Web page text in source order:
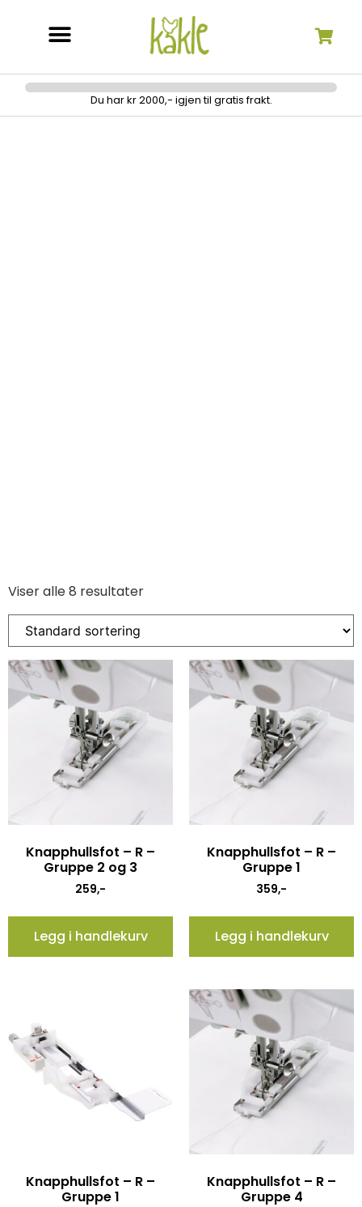
Du har kr 2000,- igjen til gratis frakt.
Viser alle 8 resultater
Knapphullsfot – R –
Gruppe 2 og 3
259,-
Legg i handlekurv
Knapphullsfot – R –
Gruppe 1
359,-
Legg i handlekurv
Knapphullsfot – R –
Gruppe 1
Knapphullsfot – R –
Gruppe 4